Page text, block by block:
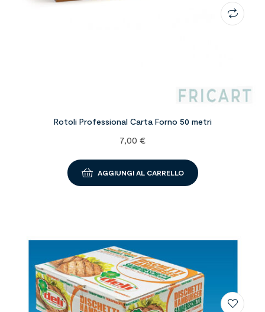
Rotoli Professional Carta Forno 50 metri
7,00 €
AGGIUNGI AL CARRELLO